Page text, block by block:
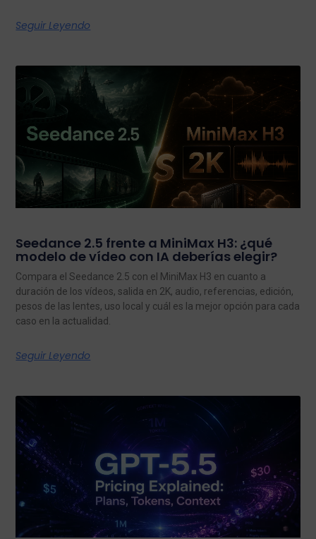
Seguir Leyendo
Seedance 2.5 frente a MiniMax H3: ¿qué
modelo de vídeo con IA deberías elegir?
Compara el Seedance 2.5 con el MiniMax H3 en cuanto a
duración de los vídeos, salida en 2K, audio, referencias, edición,
pesos de las lentes, uso local y cuál es la mejor opción para cada
caso en la actualidad.
Seguir Leyendo